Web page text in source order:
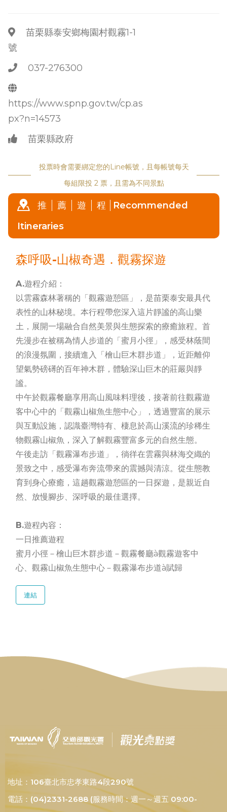
苗栗縣泰安鄉梅園村觀霧1-1
號
037-276300
https://www.spnp.gov.tw/cp.as
px?n=14573
苗栗縣政府
投票時會需要綁定您的Line帳號，且每帳號每天
每組限投 2 票，且需為不同景點
推 薦 遊 程
Recommended
Itineraries
森呼吸-山椒奇遇．觀霧探遊
A.遊程介紹：
以雲霧森林著稱的「觀霧遊憩區」，是苗栗泰安最具代
表性的山林秘境。本行程帶您深入這片靜謐的高山樂
土，展開一場融合自然美景與生態探索的療癒旅程。首
先漫步在被稱為情人步道的「蜜月小徑」，感受林蔭間
的浪漫氛圍，接續進入「檜山巨木群步道」，近距離仰
望氣勢磅礡的百年神木群，體驗深山巨木的莊嚴與靜
謐。
中午於觀霧餐廳享用高山風味料理後，接著前往觀霧遊
客中心中的「觀霧山椒魚生態中心」，透過豐富的展示
與互動設施，認識臺灣特有、棲息於高山溪流的珍稀生
物觀霧山椒魚，深入了解觀霧豐富多元的自然生態。
午後走訪「觀霧瀑布步道」，徜徉在雲霧與林海交織的
景致之中，感受瀑布奔流帶來的震撼與清涼。從生態教
育到身心療癒，這趟觀霧遊憩區的一日探遊，是親近自
然、放慢腳步、深呼吸的最佳選擇。
B.遊程內容：
一日推薦遊程
蜜月小徑－檜山巨木群步道－觀霧餐廳à觀霧遊客中
心、觀霧山椒魚生態中心－觀霧瀑布步道à賦歸
連結
地址：106臺北市忠孝東路4段290號
電話：(04)2331-2688 (服務時間：週一～週五 09:00-